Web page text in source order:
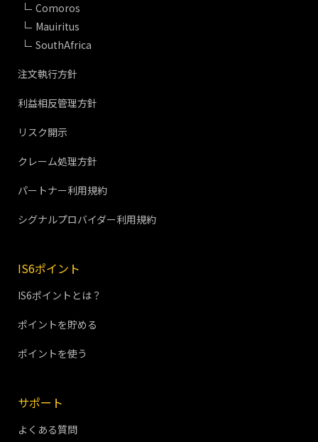
Comoros
Mauiritus
SouthAfrica
注文執行方針
利益相反管理方針
リスク開示
クレーム処理方針
パートナー利用規約
シグナルプロバイダー利用規約
IS6ポイント
IS6ポイントとは？
ポイントを貯める
ポイントを使う
サポート
よくある質問